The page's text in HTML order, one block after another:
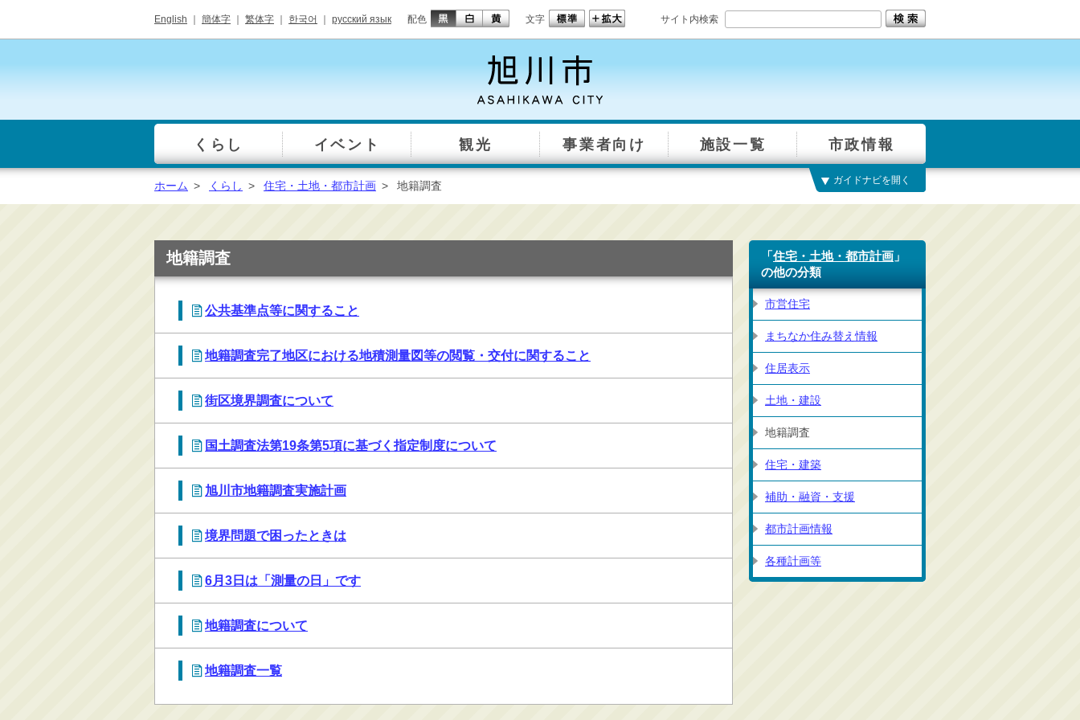
English 簡体字 繁体字 한국어 русский язык 配色 文字 サイト内検索
一覧
くらし イベント 観光 事業者向け 施設一覧 市政情報
総合窓口
手続き・届出（戸籍・
子育て・学校教育
ごみ・リサイクル・環
境保全
消防・救急
防災・安全
学ぶ・文化・スポーツ
産業・しごと・消費生
活
移住情報
市民活動・参加・地域
まちづくり
水道・除雪・土木
市議会・選挙
その他
ガイドナビを開く
ホーム > くらし > 住宅・土地・都市計画 > 地籍調査
地籍調査
公共基準点等に関すること
地籍調査完了地区における地積測量図等の閲覧・交付に関すること
街区境界調査について
国土調査法第19条第5項に基づく指定制度について
旭川市地籍調査実施計画
境界問題で困ったときは
6月3日は「測量の日」です
地籍調査について
地籍調査一覧
「住宅・土地・都市計画 」
の他の分類
市営住宅
まちなか住み替え情報
住居表示
土地・建設
地籍調査
住宅・建築
補助・融資・支援
都市計画情報
各種計画等